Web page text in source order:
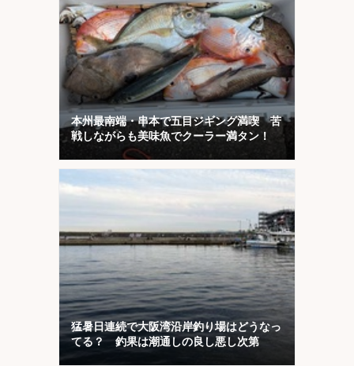
本州最南端・串本で五目ジギング満喫 苦
戦しながらも美味魚でクーラー満タン！
猛暑日連続で大阪湾沿岸釣り場はどうなっ
てる？ 釣果は潮通しの良し悪し次第